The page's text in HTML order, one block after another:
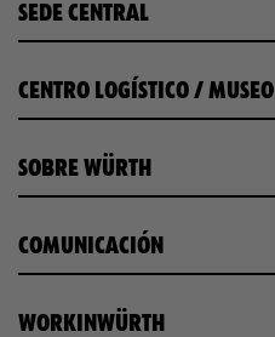
SEDE CENTRAL
CENTRO LOGÍSTICO / MUSEO
SOBRE WÜRTH
COMUNICACIÓN
WORKINWÜRTH